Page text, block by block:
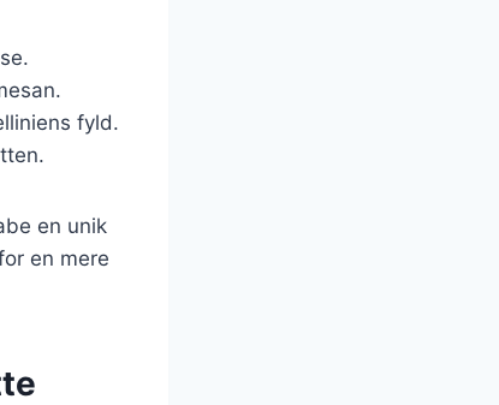
fyld.
en unik
en mere